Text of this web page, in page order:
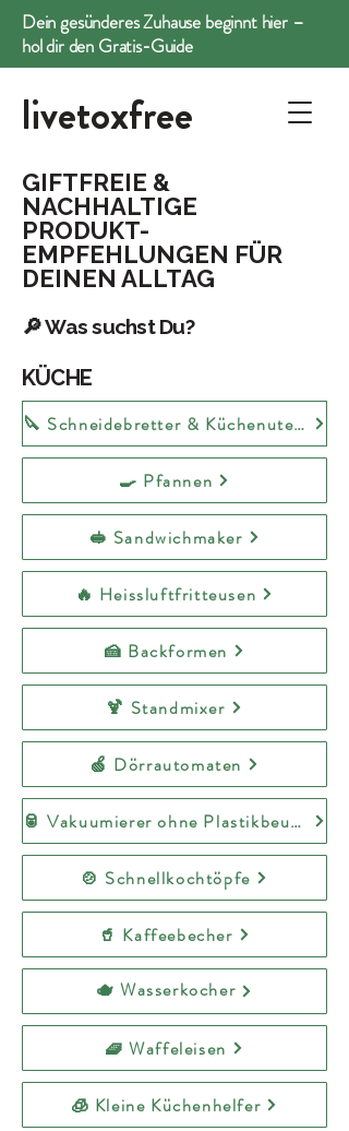
livetoxfree
Dein gesünderes Zuhause beginnt hier –
hol dir den Gratis-Guide
GIFTFREIE &
NACHHALTIGE
PRODUKT-
EMPFEHLUNGEN FÜR
DEINEN ALLTAG
🔎 Was suchst Du?
KÜCHE
🔪 Schneidebretter & Küchenutensilien
🍳 Pfannen
🥪 Sandwichmaker
🔥 Heissluftfritteusen
🍰 Backformen
🍹 Standmixer
🍏 Dörrautomaten
🥫 Vakuumierer ohne Plastikbeutel
🍲 Schnellkochtöpfe
🥤 Kaffeebecher
🫖 Wasserkocher
🧇 Waffeleisen
🧊 Kleine Küchenhelfer